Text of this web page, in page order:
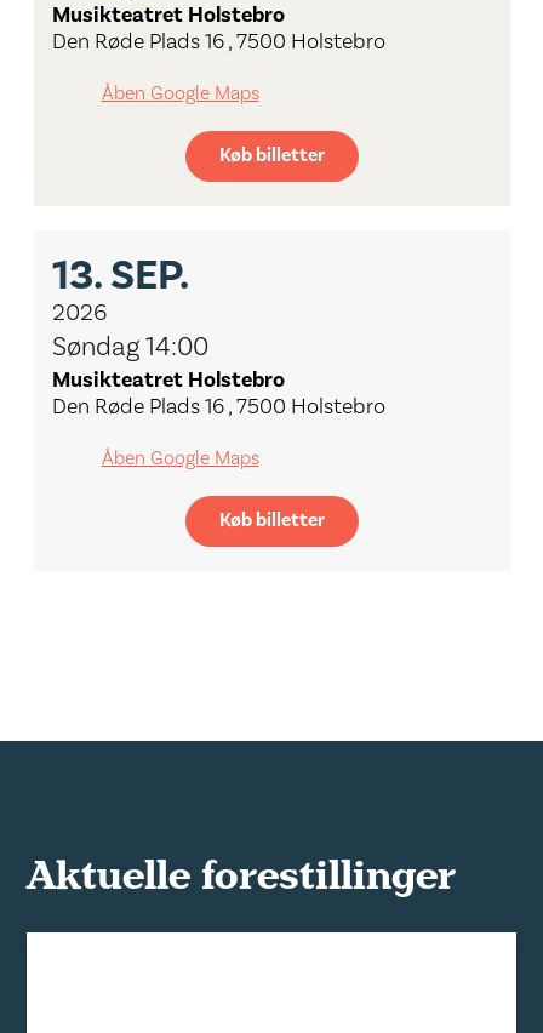
Musikteatret Holstebro
Den Røde Plads 16 , 7500 Holstebro
Åben Google Maps
Køb billetter
13.SEP.
2026
Søndag 14:00
Musikteatret Holstebro
Den Røde Plads 16 , 7500 Holstebro
Åben Google Maps
Køb billetter
Aktuelle forestillinger